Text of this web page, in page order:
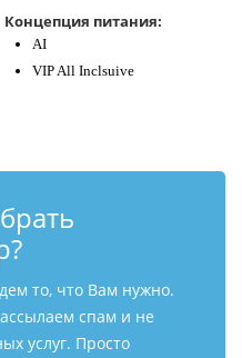
Концепция питания:
AI
VIP All Inclsuive
то, что Вам нужно.
спам и не
услуг. Просто